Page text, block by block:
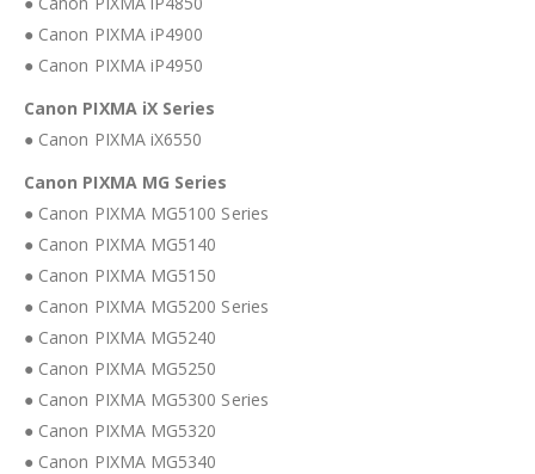
● Canon PIXMA iP4900
● Canon PIXMA iP4950
Canon PIXMA iX Series
● Canon PIXMA iX6550
Canon PIXMA MG Series
● Canon PIXMA MG5100 Series
● Canon PIXMA MG5140
● Canon PIXMA MG5150
● Canon PIXMA MG5200 Series
● Canon PIXMA MG5240
● Canon PIXMA MG5250
● Canon PIXMA MG5300 Series
● Canon PIXMA MG5320
● Canon PIXMA MG5340